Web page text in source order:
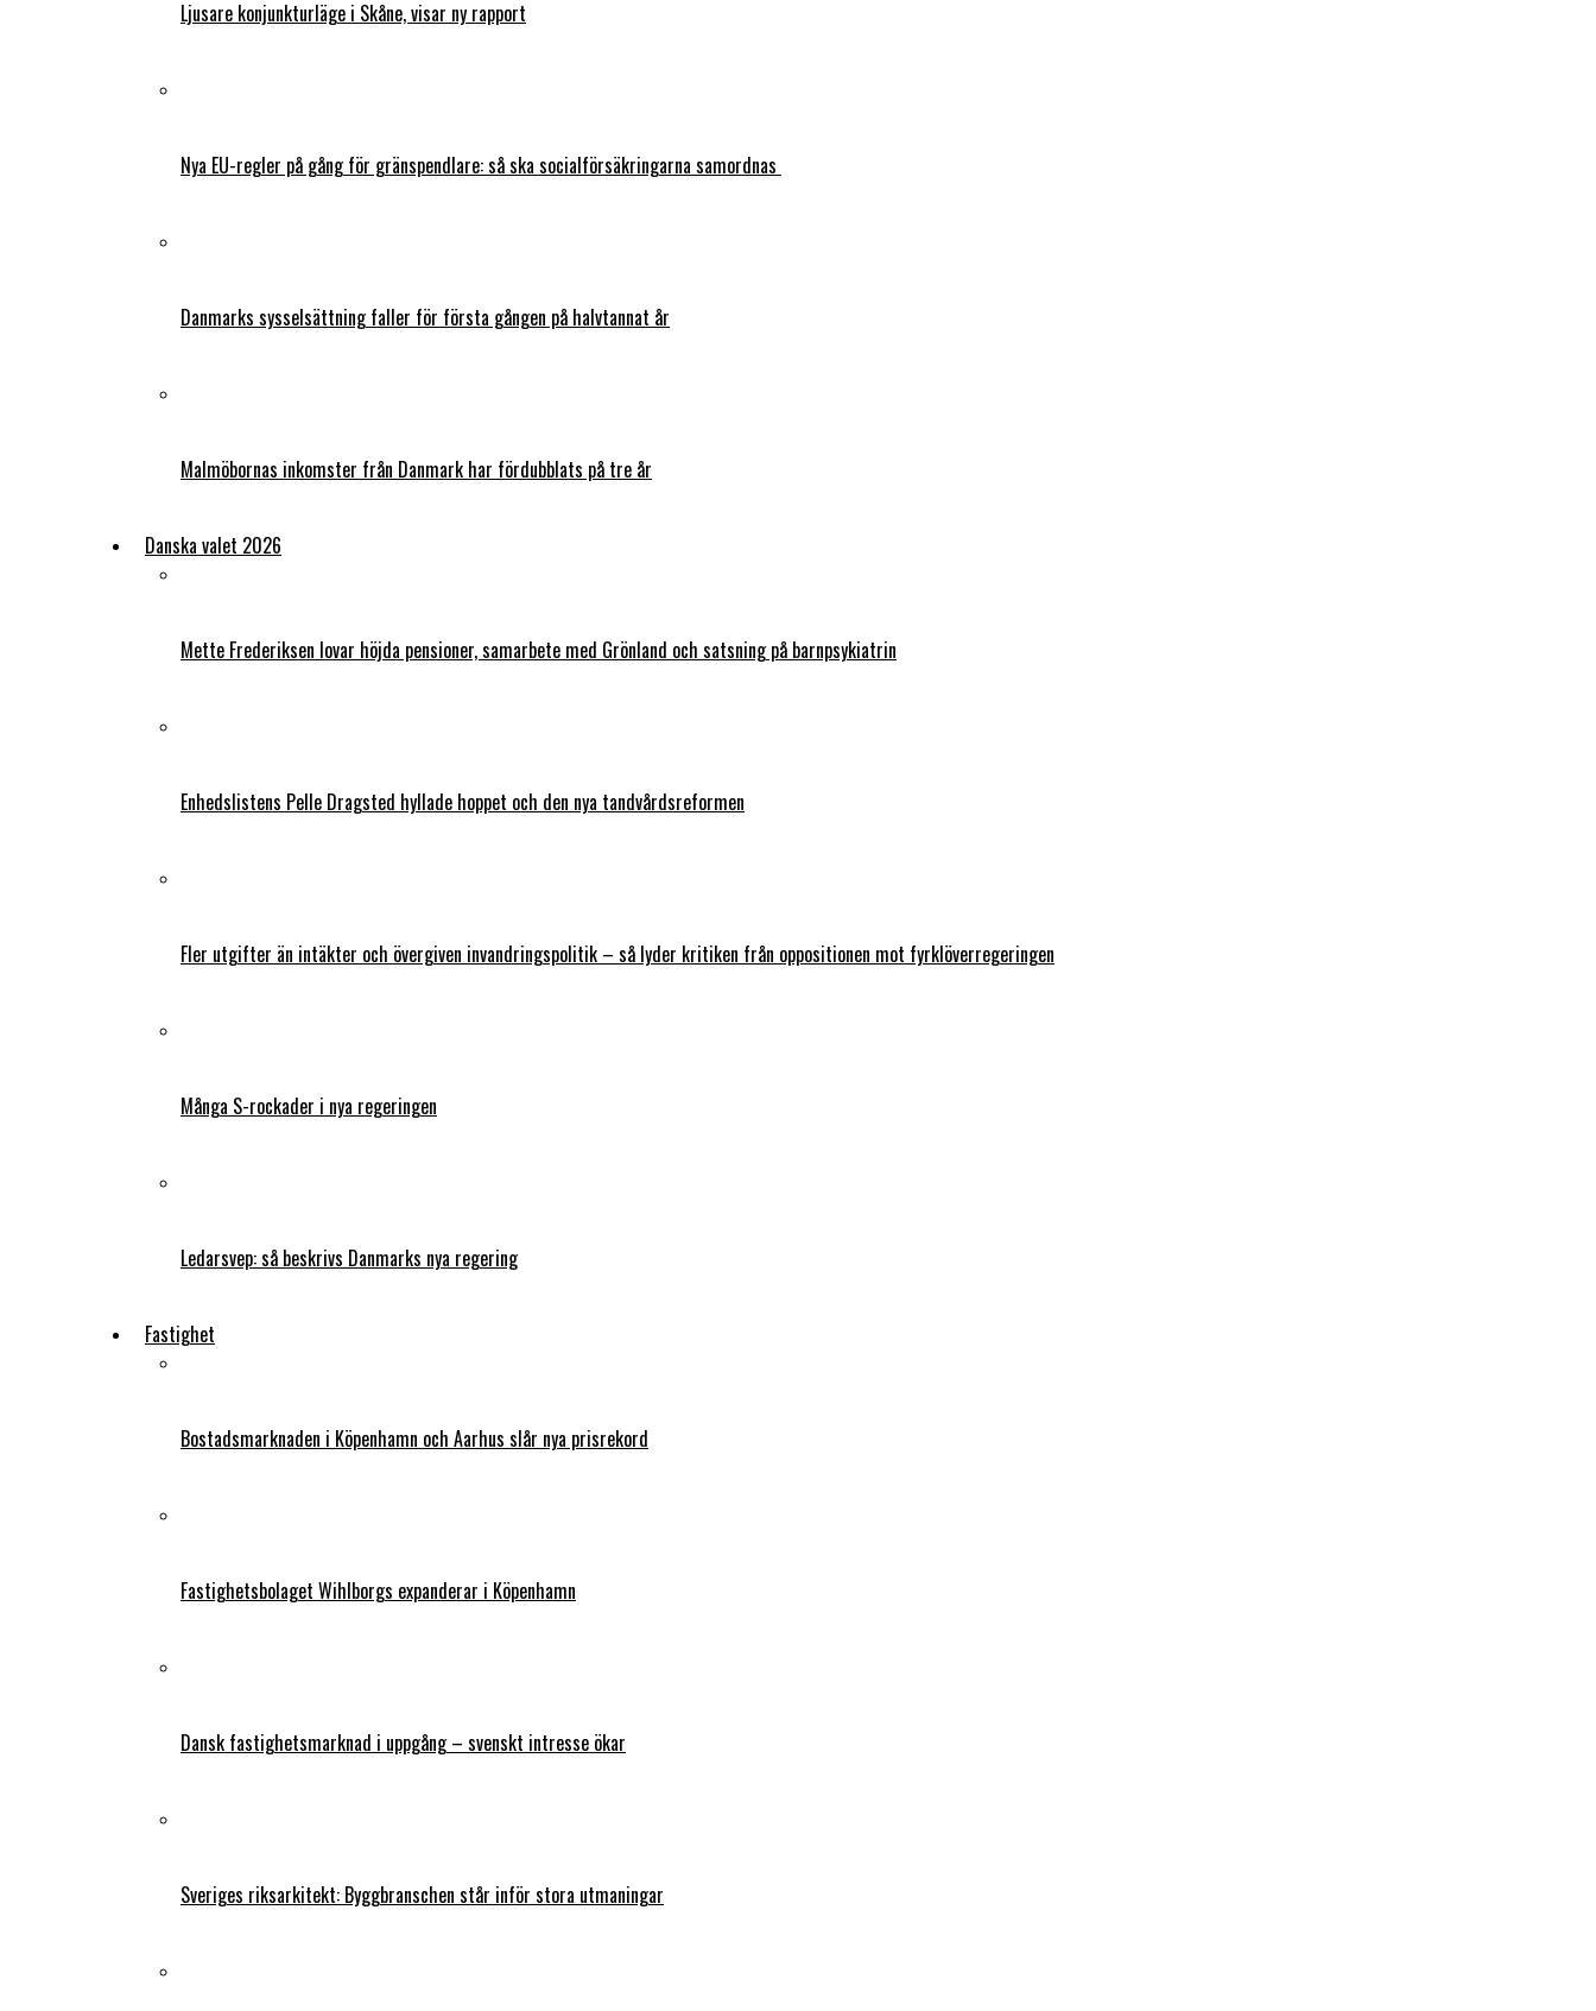
Ljusare konjunkturläge i Skåne, visar ny rapport
Nya EU-regler på gång för gränspendlare: så ska socialförsäkringarna samordnas
Danmarks sysselsättning faller för första gången på halvtannat år
Malmöbornas inkomster från Danmark har fördubblats på tre år
Danska valet 2026
Mette Frederiksen lovar höjda pensioner, samarbete med Grönland och satsning på barnpsykiatrin
Enhedslistens Pelle Dragsted hyllade hoppet och den nya tandvårdsreformen
Fler utgifter än intäkter och övergiven invandringspolitik – så lyder kritiken från oppositionen mot fyrklöverregeringen
Många S-rockader i nya regeringen
Ledarsvep: så beskrivs Danmarks nya regering
Fastighet
Bostadsmarknaden i Köpenhamn och Aarhus slår nya prisrekord
Fastighetsbolaget Wihlborgs expanderar i Köpenhamn
Dansk fastighetsmarknad i uppgång – svenskt intresse ökar
Sveriges riksarkitekt: Byggbranschen står inför stora utmaningar